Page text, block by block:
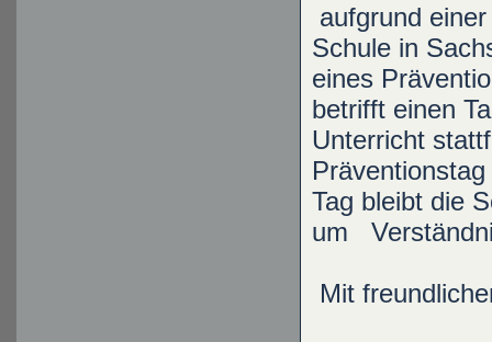
aufgrund
Schule in
eines
betrifft einen
Unterricht
Tag bleibt die
um
Mit